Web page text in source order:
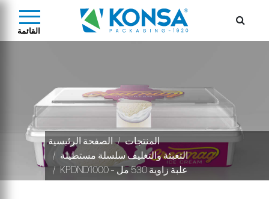
القائمة
الصفحة الرئيسية
المنتجات
التعبئة والتغليف سلسلة مستطيلة
KPDND1000 - علبة زاوية 530 مل